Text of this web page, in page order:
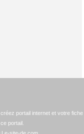
portail internet et votre fiche
portail.
site-de.com